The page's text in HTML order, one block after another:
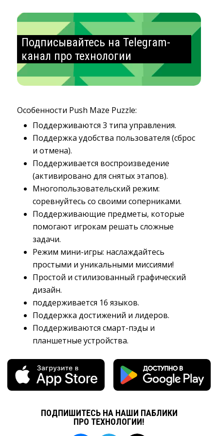
Подписывайтесь на Telegram-
канал про технологии
Особенности Push Maze Puzzle:
Поддерживаются 3 типа управления.
Поддержка удобства пользователя (сброс
и отмена).
Поддерживается воспроизведение
(активировано для снятых этапов).
Многопользовательский режим:
соревнуйтесь со своими соперниками.
Поддерживающие предметы, которые
помогают игрокам решать сложные
задачи.
Режим мини-игры: наслаждайтесь
простыми и уникальными миссиями!
Простой и стилизованный графический
дизайн.
поддерживается 16 языков.
Поддержка достижений и лидеров.
Поддерживаются смарт-пэды и
планшетные устройства.
ПОДПИШИТЕСЬ НА НАШИ ПАБЛИКИ
ПРО ТЕХНОЛОГИИ!